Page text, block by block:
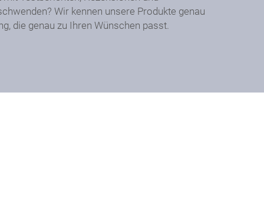
Wir kennen unsere Produkte genau
die genau zu Ihren Wünschen passt.